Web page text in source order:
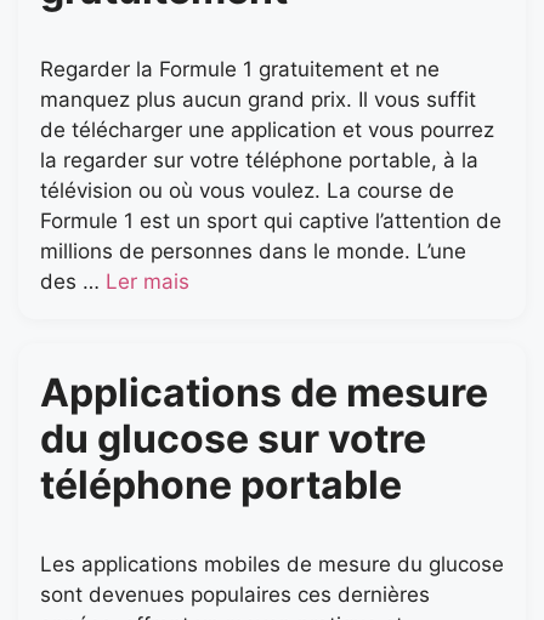
Regarder la Formule 1 gratuitement et ne
manquez plus aucun grand prix. Il vous suffit
de télécharger une application et vous pourrez
la regarder sur votre téléphone portable, à la
télévision ou où vous voulez. La course de
Formule 1 est un sport qui captive l’attention de
millions de personnes dans le monde. L’une
des … Ler mais
Applications de mesure
du glucose sur votre
téléphone portable
Les applications mobiles de mesure du glucose
sont devenues populaires ces dernières